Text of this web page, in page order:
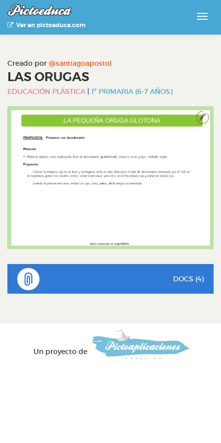
Ver en pictoeduca.com
Creado por @santiagoapostol
LAS ORUGAS
EDUCACIÓN PLÁSTICA | 1º PRIMARIA (6-7 AÑOS)
DOCS (4)
Un proyecto de